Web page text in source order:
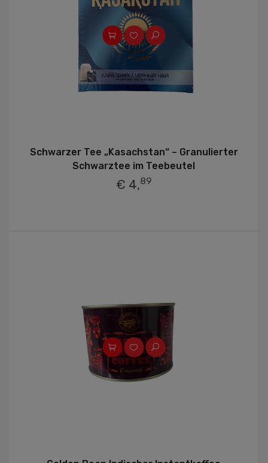
Schwarzer Tee „Kasachstan“ – Granulierter
Schwarztee im Teebeutel
€ 4,89